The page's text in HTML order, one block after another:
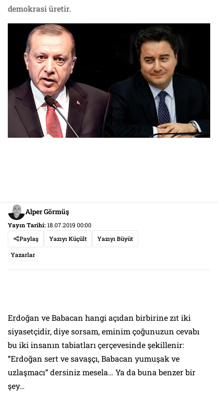
demokrasi üretir.
Alper Görmüş
Yayın Tarihi:18.07.2019 00:00
Paylaş
Yazıyı Küçült Yazıyı Büyüt
Yazarlar
Erdoğan ve Babacan hangi açıdan birbirine zıt iki
siyasetçidir, diye sorsam, eminim çoğunuzun cevabı
bu iki insanın tabiatları çerçevesinde şekillenir:
“Erdoğan sert ve savaşçı, Babacan yumuşak ve
uzlaşmacı” dersiniz mesela… Ya da buna benzer bir
şey…